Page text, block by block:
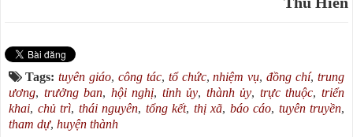
Tags: tuyên giáo, công tác, tổ chức,nhiệm vụ,đồng chí,trung
ương, trưởng ban, hội nghị, tỉnh ủy, thành ủy, trực thuộc,triển
khai, chủ trì, thái nguyên, tổng kết, thị xã, báo cáo, tuyên truyền,
tham dự, huyện thành